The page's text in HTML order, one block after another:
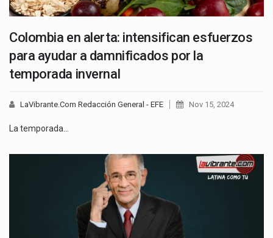
Colombia en alerta: intensifican esfuerzos
para ayudar a damnificados por la
temporada invernal
LaVibrante.Com Redacción General - EFE Nov 15, 2024
La temporada…